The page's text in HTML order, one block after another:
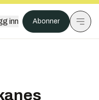
inn Abonner